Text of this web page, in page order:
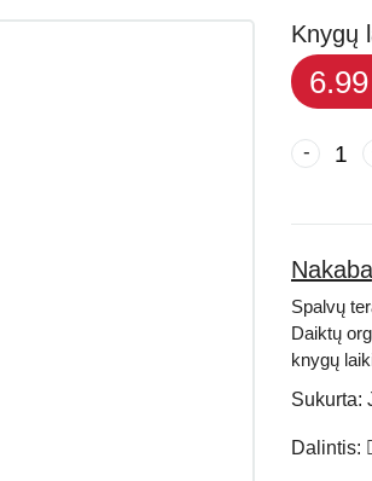
Knygų
-
Spalvų
Daiktų
knygų
Sukurta:
Dalintis: